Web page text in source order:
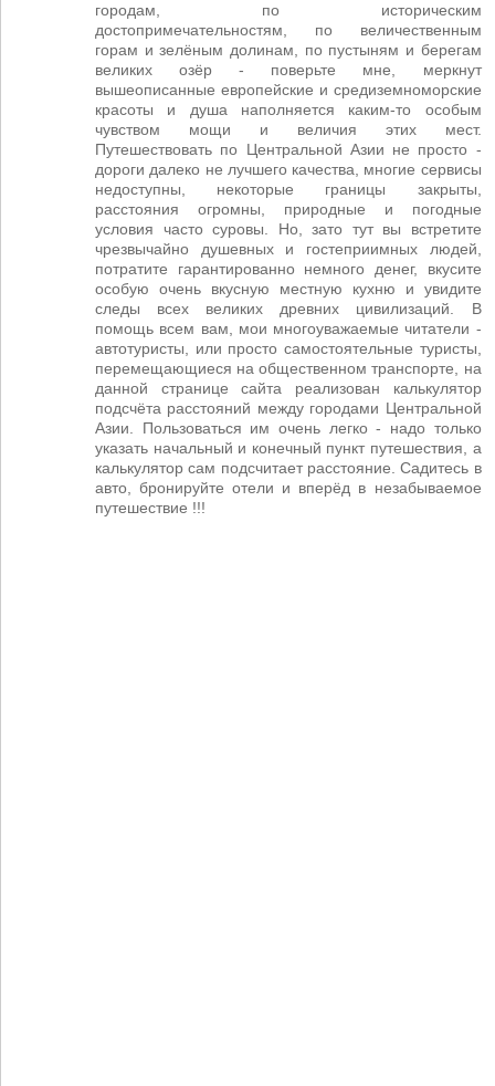
городам, по историческим
достопримечательностям, по величественным
горам и зелёным долинам, по пустыням и берегам
великих озёр - поверьте мне, меркнут
вышеописанные европейские и средиземноморские
красоты и душа наполняется каким-то особым
чувством мощи и величия этих мест.
Путешествовать по Центральной Азии не просто -
дороги далеко не лучшего качества, многие сервисы
недоступны, некоторые границы закрыты,
расстояния огромны, природные и погодные
условия часто суровы. Но, зато тут вы встретите
чрезвычайно душевных и гостеприимных людей,
потратите гарантированно немного денег, вкусите
особую очень вкусную местную кухню и увидите
следы всех великих древних цивилизаций. В
помощь всем вам, мои многоуважаемые читатели -
автотуристы, или просто самостоятельные туристы,
перемещающиеся на общественном транспорте, на
данной странице сайта реализован калькулятор
подсчёта расстояний между городами Центральной
Азии. Пользоваться им очень легко - надо только
указать начальный и конечный пункт путешествия, а
калькулятор сам подсчитает расстояние. Садитесь в
авто, бронируйте отели и вперёд в незабываемое
путешествие !!!